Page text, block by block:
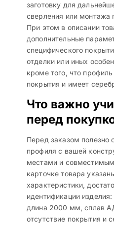
заготовку для
сверления или монтажа
При этом в описании
дополнительные
специфического
отделки или иных
кроме того, что
покрытия и имеет
Что важно
перед
Перед заказом полезно
профиля с вашей
местами и
карточке товара
характеристики,
идентификации
длина 2000 мм, сплав
отсутствие покрытия и